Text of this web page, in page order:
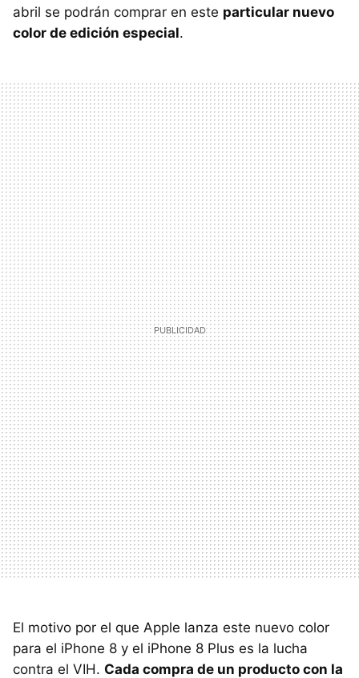
abril se podrán comprar en este particular nuevo
color de edición especial.
El motivo por el que Apple lanza este nuevo color
para el iPhone 8 y el iPhone 8 Plus es la lucha
contra el VIH. Cada compra de un producto con la